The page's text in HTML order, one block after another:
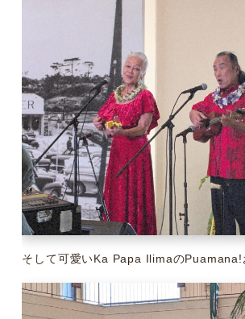
そして可愛いKa Papa IlimaのPuamana!